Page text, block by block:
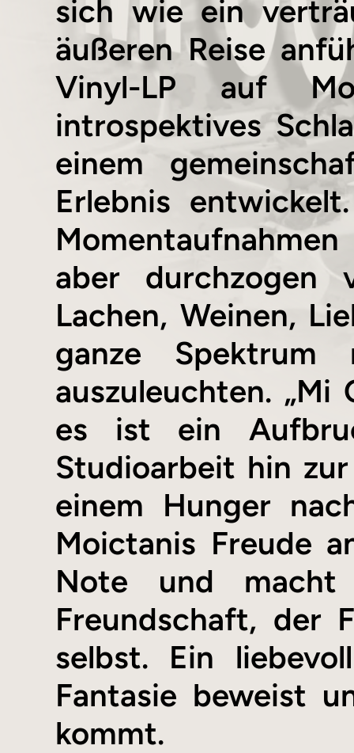
sich wie ein
äußeren Reise
Vinyl-LP auf
introspektives
einem
Erlebnis
aber durchzogen
Lachen, Weinen,
ganze Spektrum
auszuleuchten.
es ist ein
Studioarbeit hin
einem Hunger
Moictanis Freude
Note und
Freundschaft, der
selbst. Ein
Fantasie beweist
kommt.